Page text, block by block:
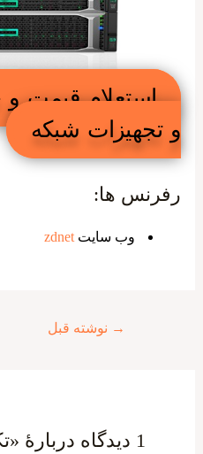
استعلام قیمت و
و تجهیزات شبکه
رفرنس ها:
وب سایت zdnet
→ نوشته قبل
1 دیدگاه دربارهٔ